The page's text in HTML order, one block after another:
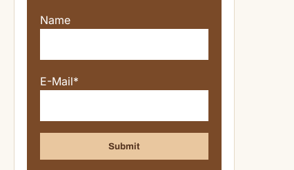
Name
E-Mail*